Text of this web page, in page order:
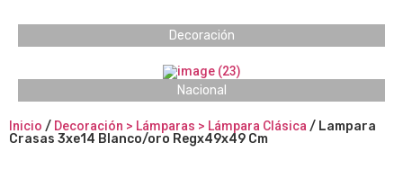
Decoración
Nacional
Inicio / Decoración > Lámparas > Lámpara Clásica/ Lampara
Crasas 3xe14 Blanco/oro Regx49x49 Cm